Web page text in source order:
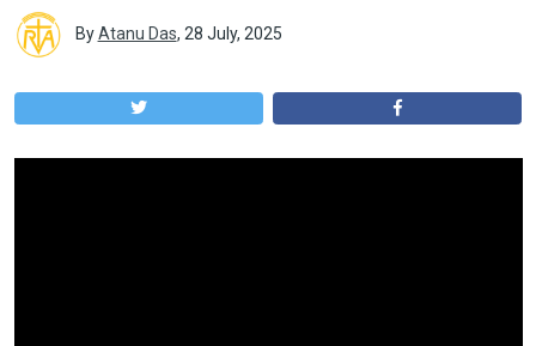
ByAtanu Das, 28 July, 2025